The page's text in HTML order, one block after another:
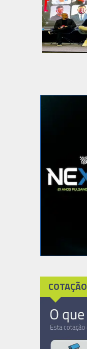
COTAÇÃO